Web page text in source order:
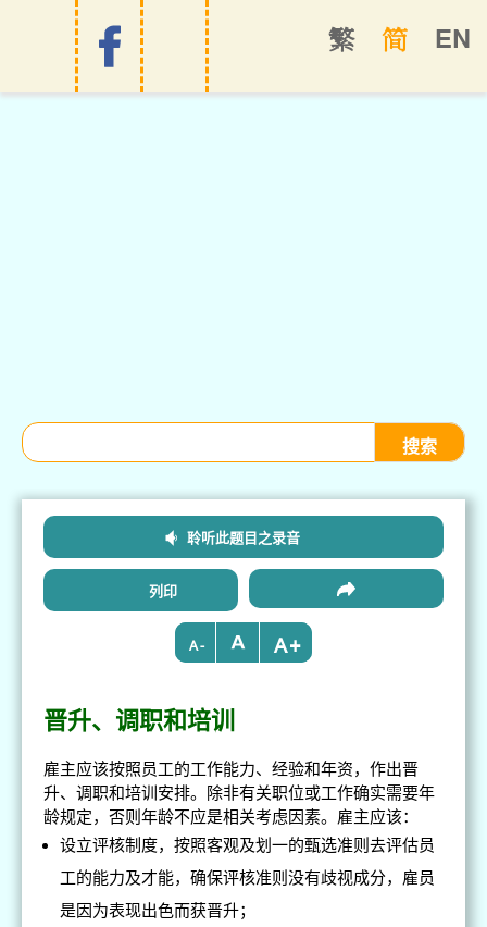
EN
简
繁
聆听此题目之录音
列印
- +
晋升、调职和培训
雇主应该按照员工的工作能力、经验和年资，作出晋
升、调职和培训安排。除非有关职位或工作确实需要年
龄规定，否则年龄不应是相关考虑因素。雇主应该：
设立评核制度，按照客观及划一的甄选准则去评估员
工的能力及才能，确保评核准则没有歧视成分，雇员
是因为表现出色而获晋升；